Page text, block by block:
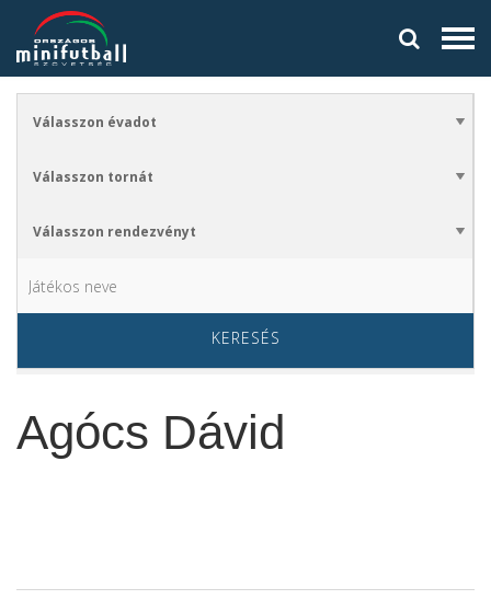
KERESÉS
Agócs Dávid